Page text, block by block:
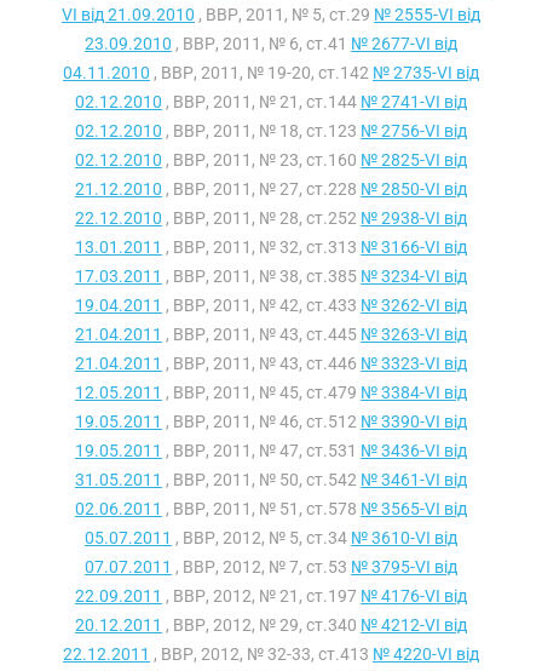
VI від 21.09.2010 , ВВР, 2011, № 5, ст.29 № 2555-VI від
23.09.2010 , ВВР, 2011, № 6, ст.41 № 2677-VI від
04.11.2010 , ВВР, 2011, № 19-20, ст.142 № 2735-VI від
02.12.2010 , ВВР, 2011, № 21, ст.144 № 2741-VI від
02.12.2010 , ВВР, 2011, № 18, ст.123 № 2756-VI від
02.12.2010 , ВВР, 2011, № 23, ст.160 № 2825-VI від
21.12.2010 , ВВР, 2011, № 27, ст.228 № 2850-VI від
22.12.2010 , ВВР, 2011, № 28, ст.252 № 2938-VI від
13.01.2011 , ВВР, 2011, № 32, ст.313 № 3166-VI від
17.03.2011 , ВВР, 2011, № 38, ст.385 № 3234-VI від
19.04.2011 , ВВР, 2011, № 42, ст.433 № 3262-VI від
21.04.2011 , ВВР, 2011, № 43, ст.445 № 3263-VI від
21.04.2011 , ВВР, 2011, № 43, ст.446 № 3323-VI від
12.05.2011 , ВВР, 2011, № 45, ст.479 № 3384-VI від
19.05.2011 , ВВР, 2011, № 46, ст.512 № 3390-VI від
19.05.2011 , ВВР, 2011, № 47, ст.531 № 3436-VI від
31.05.2011 , ВВР, 2011, № 50, ст.542 № 3461-VI від
02.06.2011 , ВВР, 2011, № 51, ст.578 № 3565-VI від
05.07.2011 , ВВР, 2012, № 5, ст.34 № 3610-VI від
07.07.2011 , ВВР, 2012, № 7, ст.53 № 3795-VI від
22.09.2011 , ВВР, 2012, № 21, ст.197 № 4176-VI від
20.12.2011 , ВВР, 2012, № 29, ст.340 № 4212-VI від
22.12.2011 , ВВР, 2012, № 32-33, ст.413 № 4220-VI від